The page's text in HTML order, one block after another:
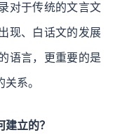
对于传统的文言文
现、白话文的发展
语言，更重要的是
系。
立的？